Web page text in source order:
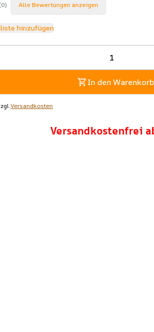
0 Alle Bewertungen anzeigen
hinzufügen
In den Warenkorb
Versandkosten
Versandkostenfrei